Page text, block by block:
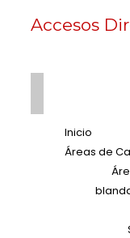
Accesos
Inicio
Áreas de